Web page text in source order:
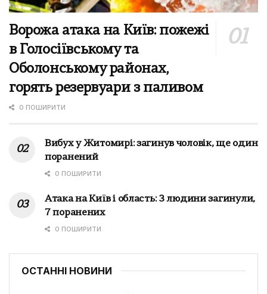
Ворожа атака на Київ: пожежі
в Голосіївському та
Оболонському районах,
горять резервуари з паливом
0 ПОШИРИТИ
Вибух у Житомирі: загинув чоловік, ще один
поранений
0 ПОШИРИТИ
Атака на Київ і область: 3 людини загинули,
7 поранених
0 ПОШИРИТИ
ОСТАННІ НОВИНИ